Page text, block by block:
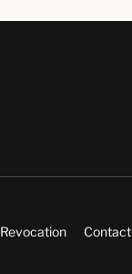
Revocation Contact